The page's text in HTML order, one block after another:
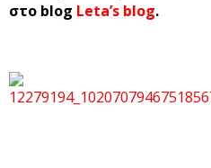
στο blog Leta’s blog.